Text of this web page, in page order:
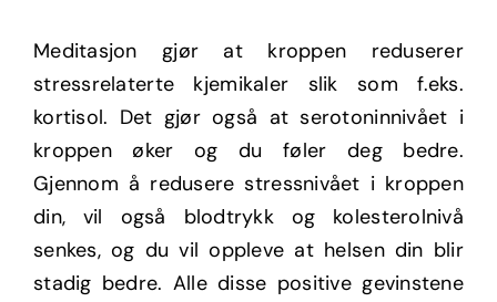
Meditasjon gjør at kroppen reduserer
stressrelaterte kjemikaler slik som f.eks.
kortisol. Det gjør også at serotoninnivået i
kroppen øker og du føler deg bedre.
Gjennom å redusere stressnivået i kroppen
din, vil også blodtrykk og kolesterolnivå
senkes, og du vil oppleve at helsen din blir
stadig bedre. Alle disse positive gevinstene